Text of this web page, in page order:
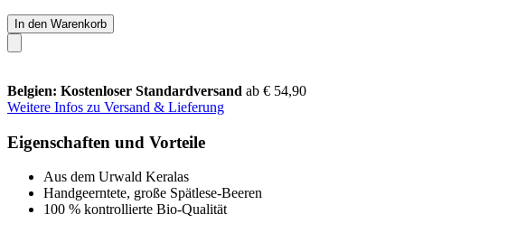
In den Warenkorb
Belgien: Kostenloser Standardversand ab € 54,90
Weitere Infos zu Versand & Lieferung
Eigenschaften und Vorteile
Aus dem Urwald Keralas
Handgeerntete, große Spätlese-Beeren
100 % kontrollierte Bio-Qualität